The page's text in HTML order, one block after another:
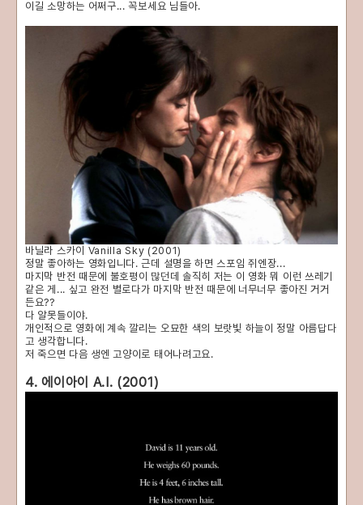
이길 소망하는 어쩌구... 꼭보세요 님들아.
바닐라 스카이 Vanilla Sky (2001)
정말 좋아하는 영화입니다. 근데 설명을 하면 스포임 쥐엔장...
마지막 반전 때문에 불호평이 많던데 솔직히 저는 이 영화 뭐 이런 쓰레기
같은 게... 싶고 완전 별로다가 마지막 반전 때문에 너무너무 좋아진 거거
든요??
다 알못들이야.
개인적으로 영화에 계속 깔리는 오묘한 색의 보랏빛 하늘이 정말 아름답다
고 생각합니다.
저 죽으면 다음 생엔 고양이로 태어나려고요.
4. 에이아이 A.I. (2001)